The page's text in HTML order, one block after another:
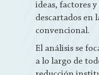
ideas, factores
descartados en
convencional.
El análisis se
a lo largo de